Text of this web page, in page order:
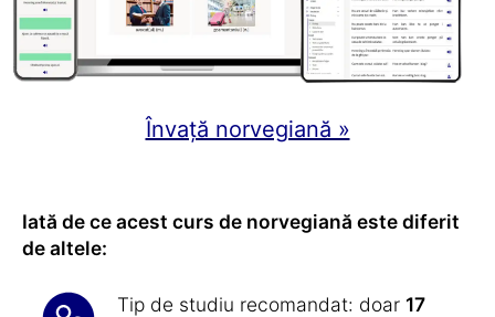
Învață norvegiană »
Iată de ce acest curs de norvegiană este diferit
de altele:
Tip de studiu recomandat: doar 17